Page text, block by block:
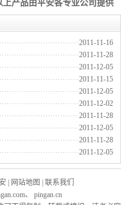
2011-11-16
2011-11-28
2011-12-05
2011-11-15
2011-12-05
2011-12-02
2011-11-28
2011-12-05
2011-11-28
2011-12-05
网站地图
联系我们
、 pingan.cn